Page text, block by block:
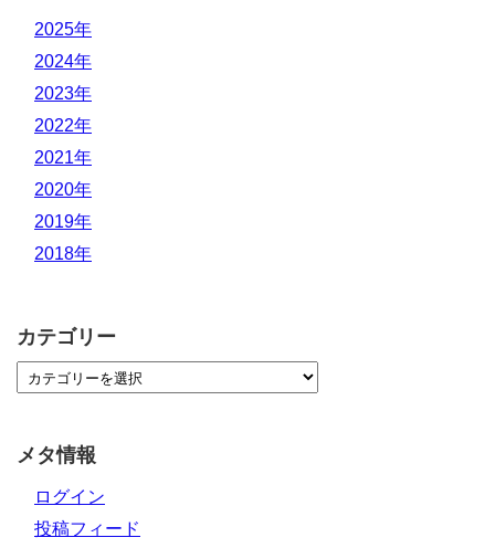
2025年
2024年
2023年
2022年
2021年
2020年
2019年
2018年
カテゴリー
メタ情報
ログイン
投稿フィード